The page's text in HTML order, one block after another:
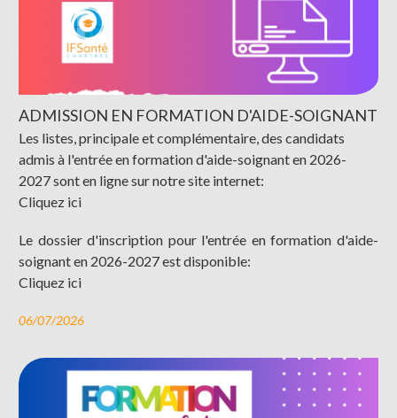
ADMISSION EN FORMATION D'AIDE-SOIGNANT
Les listes, principale et complémentaire, des candidats
admis à l'entrée en formation d'aide-soignant en 2026-
2027 sont en ligne sur notre site internet:
Cliquez ici
Le dossier d'inscription pour l'entrée en formation d'aide-
soignant en 2026-2027 est disponible:
Cliquez ici
06/07/2026